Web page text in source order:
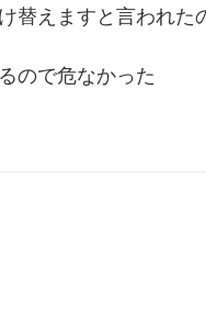
替えますと言われた
ので危なかった